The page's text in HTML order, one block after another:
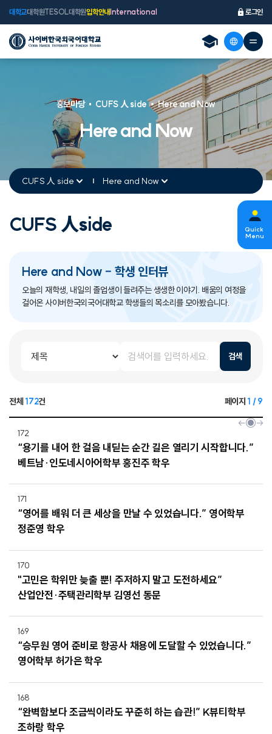
대학교대학원TESOL대학원입학안내 International 로그인
Here and Now
홍보마당 CUFS 人 side Here and Now
CUFS 人 side Here and Now
CUFS 人side
Here and Now – 학생 인터뷰
오늘의 재학생, 내일의 졸업생이 들려주는 생생한 이야기. 배움의 여정을
걸어온 사이버한국외국어대학교 학생들의 목소리를 모아봤습니다.
검색
전체 172건 페이지 1 / 9
172
“용기를 내어 한 걸음 내딛는 순간 길은 열리기 시작합니다.”
베트남·인도네시아어학부 홍진주 학우
171
“영어를 배워 더 큰 세상을 만날 수 있었습니다.” 영어학부
정준영 학우
170
"고민은 학위만 늦출 뿐! 주저하지 말고 도전하세요”
산업안전·주택관리학부 김영선 동문
169
“승무원 영어 준비로 항공사 채용에 도달할 수 있었습니다.”
영어학부 허가은 학우
168
“완벽함보다 조금씩이라도 꾸준히 하는 습관!” K뷰티학부
조하랑 학우
Quick
Menu